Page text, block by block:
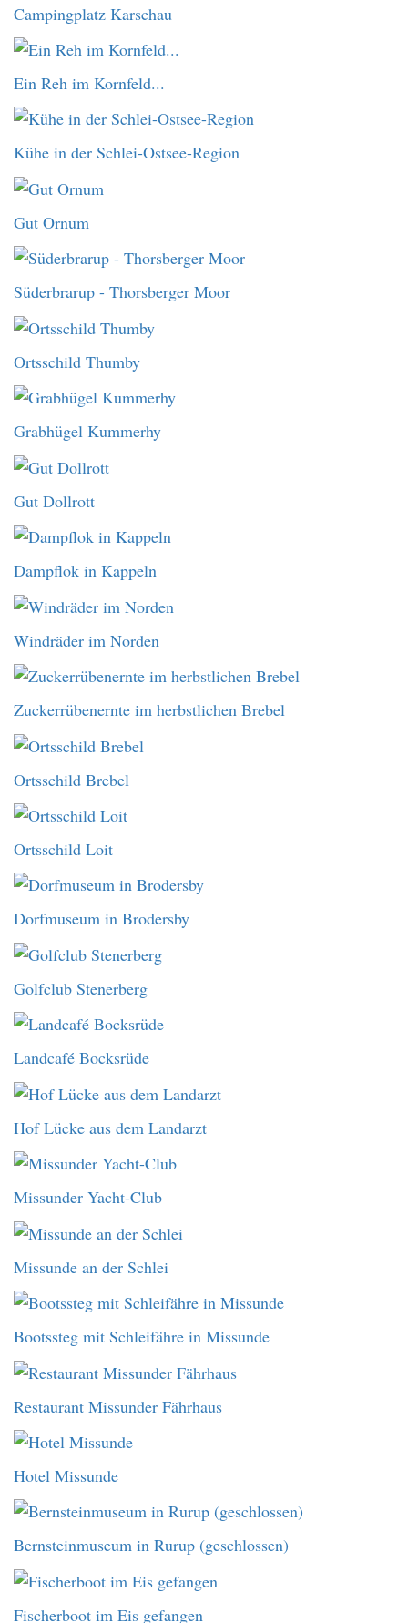
Campingplatz Karschau
Ein Reh im Kornfeld...
Kühe in der Schlei-Ostsee-Region
Gut Ornum
Süderbrarup - Thorsberger Moor
Ortsschild Thumby
Grabhügel Kummerhy
Gut Dollrott
Dampflok in Kappeln
Windräder im Norden
Zuckerrübenernte im herbstlichen Brebel
Ortsschild Brebel
Ortsschild Loit
Dorfmuseum in Brodersby
Golfclub Stenerberg
Landcafé Bocksrüde
Hof Lücke aus dem Landarzt
Missunder Yacht-Club
Missunde an der Schlei
Bootssteg mit Schleifähre in Missunde
Restaurant Missunder Fährhaus
Hotel Missunde
Bernsteinmuseum in Rurup (geschlossen)
Fischerboot im Eis gefangen